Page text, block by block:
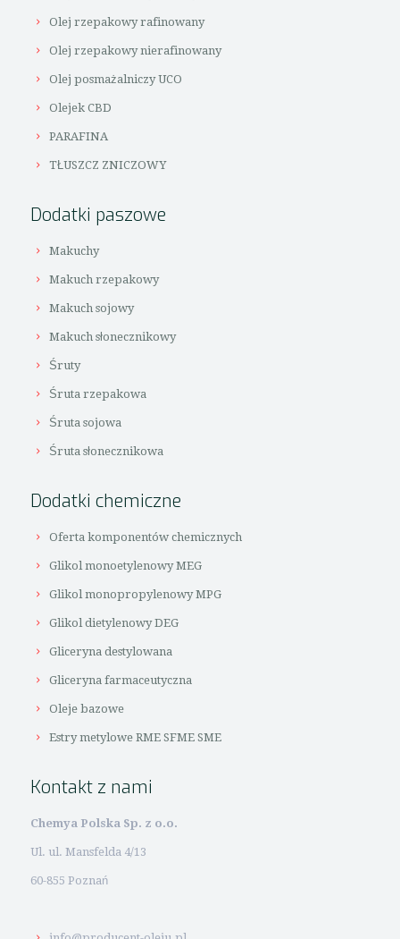
Olej rzepakowy rafinowany
Olej rzepakowy nierafinowany
Olej posmażalniczy UCO
Olejek CBD
PARAFINA
TŁUSZCZ ZNICZOWY
Dodatki paszowe
Makuchy
Makuch rzepakowy
Makuch sojowy
Makuch słonecznikowy
Śruty
Śruta rzepakowa
Śruta sojowa
Śruta słonecznikowa
Dodatki chemiczne
Oferta komponentów chemicznych
Glikol monoetylenowy MEG
Glikol monopropylenowy MPG
Glikol dietylenowy DEG
Gliceryna destylowana
Gliceryna farmaceutyczna
Oleje bazowe
Estry metylowe RME SFME SME
Kontakt z nami
Chemya Polska Sp. z o.o.
Ul. ul. Mansfelda 4/13
60-855 Poznań